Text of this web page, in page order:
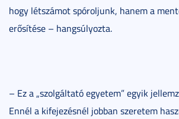
hogy létszámot spóroljunk, hanem a
erősítése – hangsúlyozta.
– Ez a „szolgáltató egyetem” egyik
Ennél a kifejezésnél jobban szeretem